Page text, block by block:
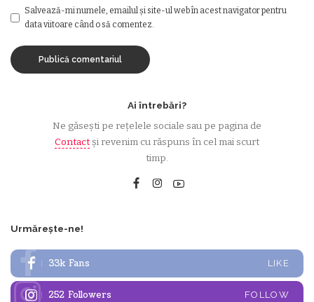
Salvează-mi numele, emailul și site-ul web în acest navigator pentru
data viitoare când o să comentez.
Ai întrebări?
Ne găsești pe rețelele sociale sau pe pagina de
Contactși revenim cu răspuns în cel mai scurt
timp.
Urmărește-ne!
33k Fans LIKE
252 Followers FOLLOW